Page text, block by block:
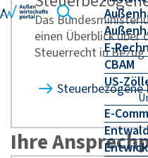
E-
CBAM
US-
E-
Das
einen Überblick
Steuerrecht in Bezug
Ihre